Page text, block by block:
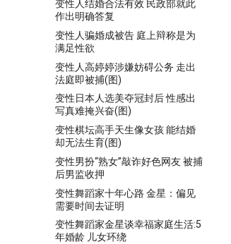
变性人结婚合法有效 民政部就此
作出明确答复
变性人骗婚成被告 庭上辩称是为
满足性欲
变性人高婷婷涉嫌妨碍公务 走出
法庭即被捕(图)
变性日本人选美夺冠封后 性感出
写真难掩兴奋(图)
变性棋坛高手天生像女孩 能结婚
却无法生育(图)
变性男扮“熟女”敲诈好色网友 被捕
后男监收押
变性舞蹈家十年心路 金星：偏见
需要时间去证明
变性舞蹈家金星谈幸福家庭生活:5
年婚龄 儿女环绕